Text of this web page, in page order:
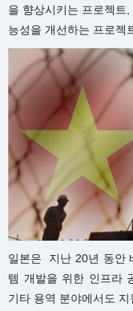
을 향상시키는 프로젝트
능성을 개선하는 프로젝
일본은 지난 20년 동안
템 개발을 위한 인프라
기타 용역 분야에서도 지